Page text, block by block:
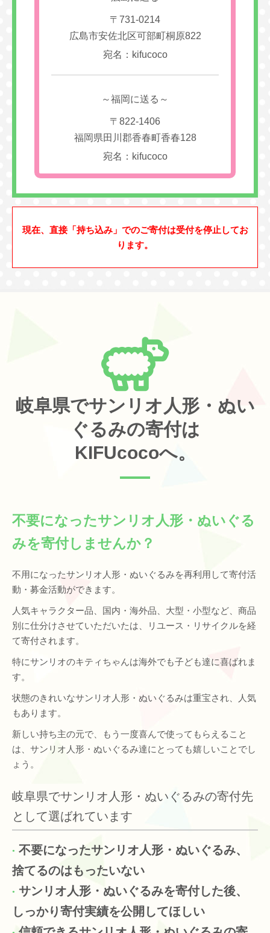
〒731-0214
広島市安佐北区可部町桐原822
宛名：kifucoco
～福岡に送る～
〒822-1406
福岡県田川郡香春町香春128
宛名：kifucoco
現在、直接「持ち込み」でのご寄付は受付を停止してお
ります。
岐阜県でサンリオ人形・ぬい
ぐるみの寄付は
KIFUcocoへ。
不要になったサンリオ人形・ぬいぐる
みを寄付しませんか？
不用になったサンリオ人形・ぬいぐるみを再利用して寄付活
動・募金活動ができます。
人気キャラクター品、国内・海外品、大型・小型など、商品
別に仕分けさせていただいたは、リユース・リサイクルを経
て寄付されます。
特にサンリオのキティちゃんは海外でも子ども達に喜ばれま
す。
状態のきれいなサンリオ人形・ぬいぐるみは重宝され、人気
もあります。
新しい持ち主の元で、もう一度喜んで使ってもらえること
は、サンリオ人形・ぬいぐるみ達にとっても嬉しいことでし
ょう。
岐阜県でサンリオ人形・ぬいぐるみの寄付先
として選ばれています
不要になったサンリオ人形・ぬいぐるみ、
捨てるのはもったいない
サンリオ人形・ぬいぐるみを寄付した後、
しっかり寄付実績を公開してほしい